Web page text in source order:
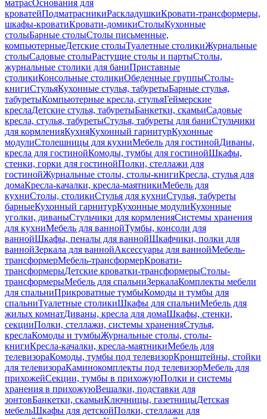
матрасОснования для
кроватейПодматрасникиРаскладушкиКровати-трансформеры,
шкафы-кроватиКровати-домикиСтолыКухонные
столыБарные столыСтолы письменные,
компьютерныеДетские столыТуалетные столикиЖурнальные
столыСадовые столыРастущие столы и партыСтолы,
журнальные столики для баниПриставные
столикиКонсольные столикиОбеденные группыСтолы-
книгиСтульяКухонные стулья, табуретыБарные стулья,
табуретыКомпьютерные кресла, стульяГеймерские
креслаДетские стулья, табуретыБанкетки, скамьиСадовые
кресла, стулья, табуретыСтулья, табуреты для баниСтульчики
для кормленияКухняКухонный гарнитурКухонные
модулиСтолешницы для кухниМебель для гостинойДиваны,
кресла для гостинойКомоды, тумбы для гостинойШкафы,
стенки, горки для гостинойПолки, стеллажи для
гостинойЖурнальные столы, столы-книгиКресла, стулья для
домаКресла-качалки, кресла-маятникиМебель для
кухниСтолы, столикиСтулья для кухниСтулья, табуреты
барныеКухонный гарнитурКухонные модулиКухонные
уголки, диваныСтульчики для кормленияСистемы хранения
для кухниМебель для ваннойТумбы, консоли для
ваннойШкафы, пеналы для ваннойШкафчики, полки для
ваннойЗеркала для ваннойАксессуары для ваннойМебель-
трансформерМебель-трансформерКровати-
трансформерыДетские кроватки-трансформерыСтолы-
трансформерыМебель для спальниЗеркалаКомплекты мебели
для спальниПрикроватные тумбыКомоды и тумбы для
спальниТуалетные столикиШкафы для спальниМебель для
жилых комнатДиваны, кресла для домаШкафы, стенки,
секцииПолки, стеллажи, системы храненияСтулья,
креслаКомоды и тумбыЖурнальные столы, столы-
книгиКресла-качалки, кресла-маятникиМебель для
телевизораКомоды, тумбы под телевизорКронштейны, стойки
для телевизораКаминокомплекты под телевизорМебель для
прихожейСекции, тумбы в прихожуюПолки и системы
хранения в прихожуюВешалки, подставки для
зонтовБанкетки, скамьиКлючницы, газетницыДетская
мебельШкафы для детскойПолки, стеллажи для